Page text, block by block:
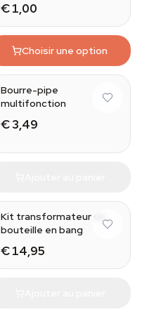
€ 1,00
Choisir une option
Bourre-pipe
multifonction
€ 3,49
Kit transformateur de
bouteille en bang
€ 14,95